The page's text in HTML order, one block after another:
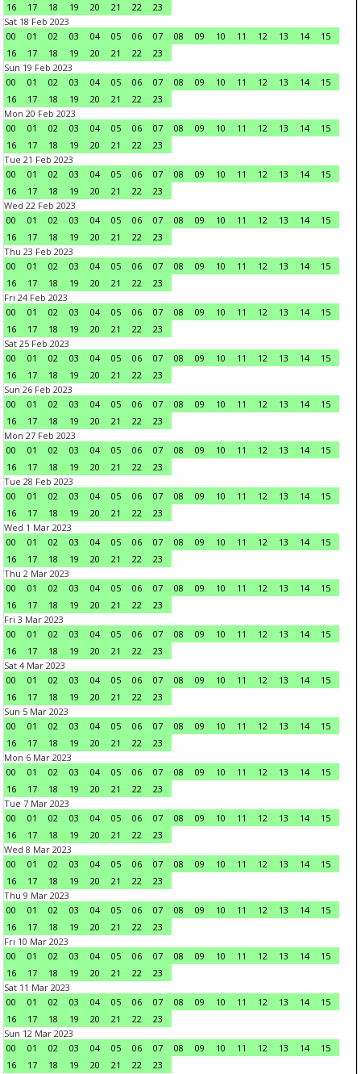
16
17 18 19 20 21 22
23
Sat 18 Feb 2023
00
01 02 03 04 05 06 07 08 09 10 11 12 13 14
15
16
17 18 19 20 21 22
23
Sun 19 Feb 2023
00
01 02 03 04 05 06 07 08 09 10 11 12 13 14
15
16
17 18 19 20 21 22
23
Mon 20 Feb 2023
00
01 02 03 04 05 06 07 08 09 10 11 12 13 14
15
16
17 18 19 20 21 22
23
Tue 21 Feb 2023
00
01 02 03 04 05 06 07 08 09 10 11 12 13 14
15
16
17 18 19 20 21 22
23
Wed 22 Feb 2023
00
01 02 03 04 05 06 07 08 09 10 11 12 13 14
15
16
17 18 19 20 21 22
23
Thu 23 Feb 2023
00
01 02 03 04 05 06 07 08 09 10 11 12 13 14
15
16
17 18 19 20 21 22
23
Fri 24 Feb 2023
00
01 02 03 04 05 06 07 08 09 10 11 12 13 14
15
16
17 18 19 20 21 22
23
Sat 25 Feb 2023
00
01 02 03 04 05 06 07 08 09 10 11 12 13 14
15
16
17 18 19 20 21 22
23
Sun 26 Feb 2023
00
01 02 03 04 05 06 07 08 09 10 11 12 13 14
15
16
17 18 19 20 21 22
23
Mon 27 Feb 2023
00
01 02 03 04 05 06 07 08 09 10 11 12 13 14
15
16
17 18 19 20 21 22
23
Tue 28 Feb 2023
00
01 02 03 04 05 06 07 08 09 10 11 12 13 14
15
16
17 18 19 20 21 22
23
Wed 1 Mar 2023
00
01 02 03 04 05 06 07 08 09 10 11 12 13 14
15
16
17 18 19 20 21 22
23
Thu 2 Mar 2023
00
01 02 03 04 05 06 07 08 09 10 11 12 13 14
15
16
17 18 19 20 21 22
23
Fri 3 Mar 2023
00
01 02 03 04 05 06 07 08 09 10 11 12 13 14
15
16
17 18 19 20 21 22
23
Sat 4 Mar 2023
00
01 02 03 04 05 06 07 08 09 10 11 12 13 14
15
16
17 18 19 20 21 22
23
Sun 5 Mar 2023
00
01 02 03 04 05 06 07 08 09 10 11 12 13 14
15
16
17 18 19 20 21 22
23
Mon 6 Mar 2023
00
01 02 03 04 05 06 07 08 09 10 11 12 13 14
15
16
17 18 19 20 21 22
23
Tue 7 Mar 2023
00
01 02 03 04 05 06 07 08 09 10 11 12 13 14
15
16
17 18 19 20 21 22
23
Wed 8 Mar 2023
00
01 02 03 04 05 06 07 08 09 10 11 12 13 14
15
16
17 18 19 20 21 22
23
Thu 9 Mar 2023
00
01 02 03 04 05 06 07 08 09 10 11 12 13 14
15
16
17 18 19 20 21 22
23
Fri 10 Mar 2023
00
01 02 03 04 05 06 07 08 09 10 11 12 13 14
15
16
17 18 19 20 21 22
23
Sat 11 Mar 2023
00
01 02 03 04 05 06 07 08 09 10 11 12 13 14
15
16
17 18 19 20 21 22
23
Sun 12 Mar 2023
00
01 02 03 04 05 06 07 08 09 10 11 12 13 14
15
16
17 18 19 20 21 22
23